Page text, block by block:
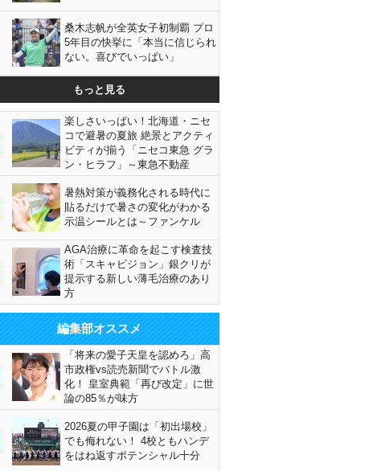
桑木志帆が全英女子初制覇 プロ
5年目の快挙に「本当に信じられ
ない。喜びでいっぱい」
もっと見る
楽しさいっぱい！北海道・ニセ
コで避暑の夏旅 絶景とアクティ
ビティが揃う「ニセコ東急 グラ
ン・ヒラフ」～東急不動産
暑熱対策が義務化される時代に
貼るだけで暑さの変化がわかる
示温シールとは～ファンケル
AGA治療に革命を起こす検査技
術「スキャビジョン」銀クリが
提示する新しい薄毛治療のあり
方
編集部オススメ
「将来の愛子天皇を認めろ」高
市政権vs読売新聞でバトル激
化！ 皇室典範「再び改定」に世
論の85％が味方
2026夏の甲子園は「初出場校」
でも侮れない！ 4校ともハンデ
をはね返すポテンシャル十分